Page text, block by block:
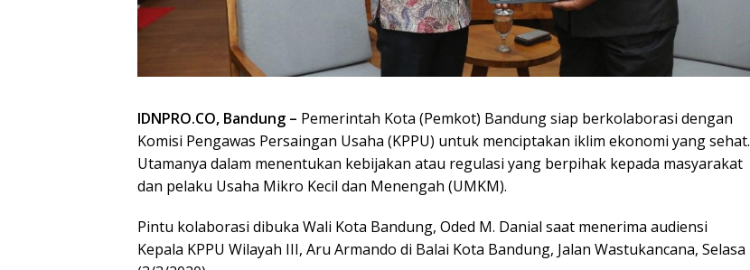
IDNPRO.CO, Bandung – Pemerintah Kota (Pemkot) Bandung siap berkolaborasi dengan
Komisi Pengawas Persaingan Usaha (KPPU) untuk menciptakan iklim ekonomi yang sehat.
Utamanya dalam menentukan kebijakan atau regulasi yang berpihak kepada masyarakat
dan pelaku Usaha Mikro Kecil dan Menengah (UMKM).
Pintu kolaborasi dibuka Wali Kota Bandung, Oded M. Danial saat menerima audiensi
Kepala KPPU Wilayah III, Aru Armando di Balai Kota Bandung, Jalan Wastukancana, Selasa